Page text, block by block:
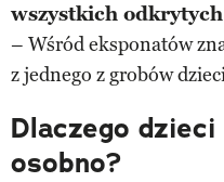
wszystkich
– Wśród eksponatów
z jednego z grobów
Dlaczego dzieci
osobno?